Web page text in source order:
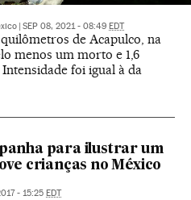
SEP 08, 2021 - 08:49 EDT
de Acapulco, na
menos um morto e 1,6
foi igual à da
para ilustrar um
crianças no México
- 15:25 EDT